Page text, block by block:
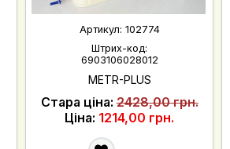
Артикул: 102774
Штрих-код:
6903106028012
METR-PLUS
Стара ціна:2428,00 грн.
Ціна: 1214,00 грн.